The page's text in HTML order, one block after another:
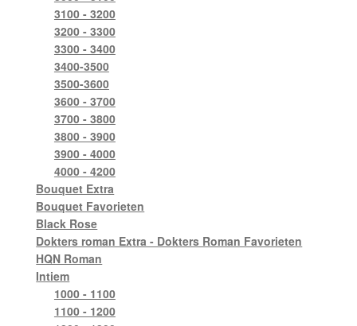
3100 - 3200
3200 - 3300
3300 - 3400
3400-3500
3500-3600
3600 - 3700
3700 - 3800
3800 - 3900
3900 - 4000
4000 - 4200
Bouquet Extra
Bouquet Favorieten
Black Rose
Dokters roman Extra - Dokters Roman Favorieten
HQN Roman
Intiem
1000 - 1100
1100 - 1200